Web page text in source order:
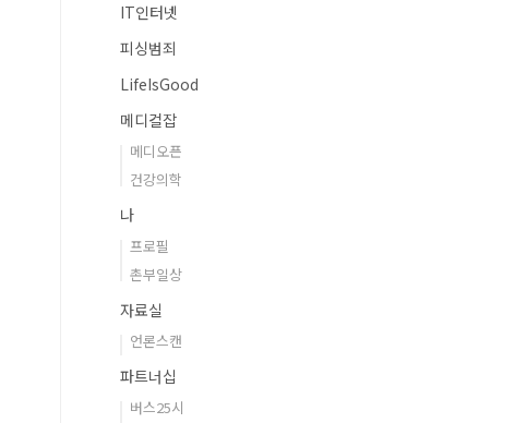
IT인터넷
피싱범죄
LifeIsGood
메디컬잡
메디오픈
건강의학
나
프로필
촌부일상
자료실
언론스캔
파트너십
버스25시